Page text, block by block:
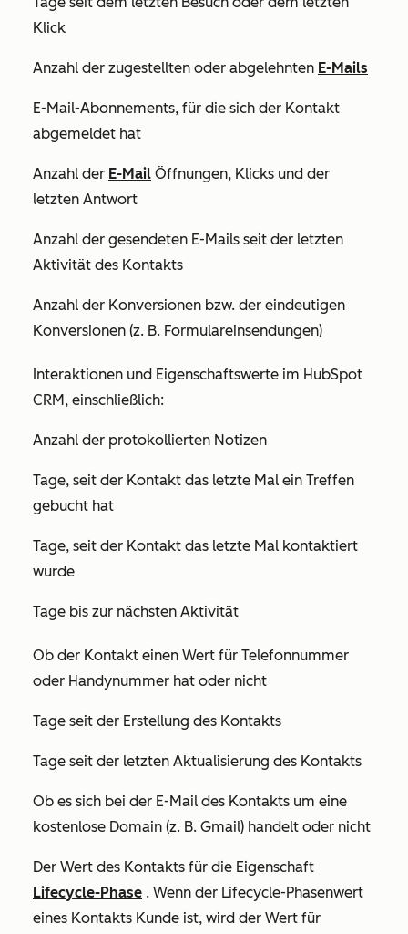
Klick
Anzahl der zugestellten oder abgelehnten E-Mails
E-Mail-Abonnements, für die sich der Kontakt
abgemeldet hat
Anzahl der E-Mail Öffnungen, Klicks und der
letzten Antwort
Anzahl der gesendeten E-Mails seit der letzten
Aktivität des Kontakts
Anzahl der Konversionen bzw. der eindeutigen
Konversionen (z. B. Formulareinsendungen)
Interaktionen und Eigenschaftswerte im HubSpot
CRM, einschließlich:
Anzahl der protokollierten Notizen
Tage, seit der Kontakt das letzte Mal ein Treffen
gebucht hat
Tage, seit der Kontakt das letzte Mal kontaktiert
wurde
Tage bis zur nächsten Aktivität
Ob der Kontakt einen Wert für Telefonnummer
oder Handynummer hat oder nicht
Tage seit der Erstellung des Kontakts
Tage seit der letzten Aktualisierung des Kontakts
Ob es sich bei der E-Mail des Kontakts um eine
kostenlose Domain (z. B. Gmail) handelt oder nicht
Der Wert des Kontakts für die Eigenschaft
Lifecycle-Phase . Wenn der Lifecycle-Phasenwert
eines Kontakts Kunde ist, wird der Wert für